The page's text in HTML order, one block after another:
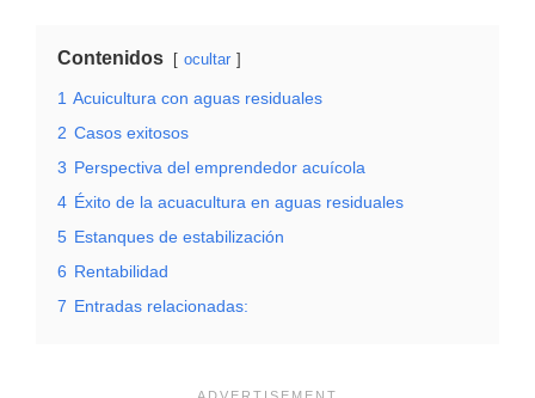
Contenidos ocultar
1 Acuicultura con aguas residuales
2 Casos exitosos
3 Perspectiva del emprendedor acuícola
4 Éxito de la acuacultura en aguas residuales
5 Estanques de estabilización
6 Rentabilidad
7 Entradas relacionadas: